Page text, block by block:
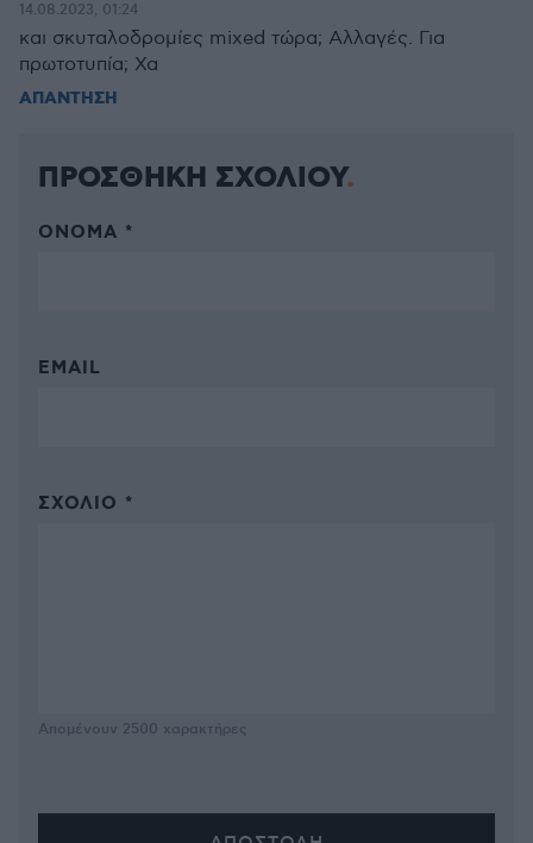
14.08.2023, 01:24
και σκυταλοδρομίες mixed τώρα; Αλλαγές. Για
πρωτοτυπία; Χα
ΑΠΑΝΤΗΣΗ
ΠΡΟΣΘΗΚΗ ΣΧΟΛΙΟΥ
ΌΝΟΜΑ *
EMAIL
ΣΧΌΛΙΟ *
Απομένουν 2500 χαρακτήρες